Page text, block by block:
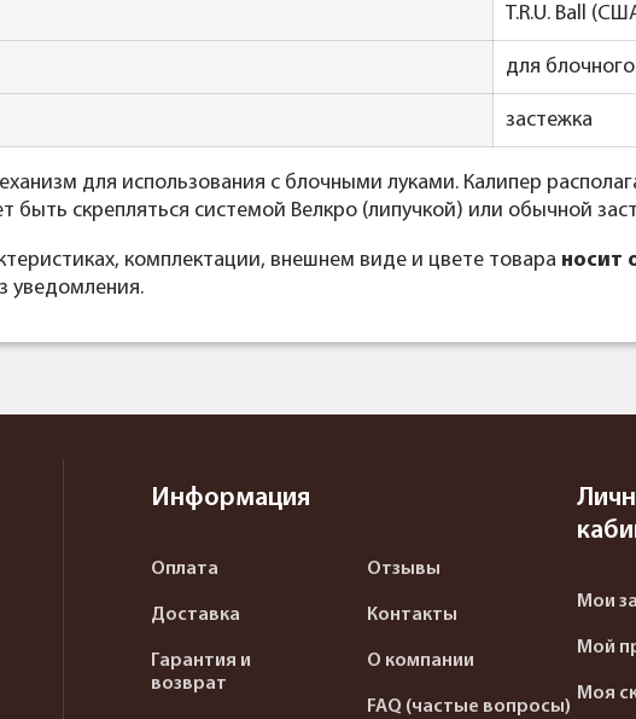
T.R.U. Ball
для блочного
застежка
для использования с блочными луками. Калипер
быть скрепляться системой Велкро (липучкой) или обычной
комплектации, внешнем виде и цвете товара носит
уведомления.
Информация
Оплата
Доставка
Гарантия и
возврат
Отзывы
Контакты
О компании
FAQ (частые вопросы)
Мои
Мой
Моя